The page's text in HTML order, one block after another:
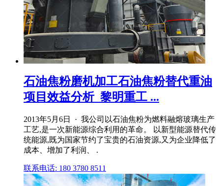
石油焦粉磨机加工石油焦粉替代重油
项目效益分析_黎明重工 ...
2013年5月6日 · 我公司以石油焦粉为燃料融熔玻璃生产
工艺,是一次新能源综合利用的革命。 以新型能源替代传
统能源,既为国家节约了宝贵的石油资源,又为企业降低了
成本、增加了利润、 .
联系电话: 180 3780 8511